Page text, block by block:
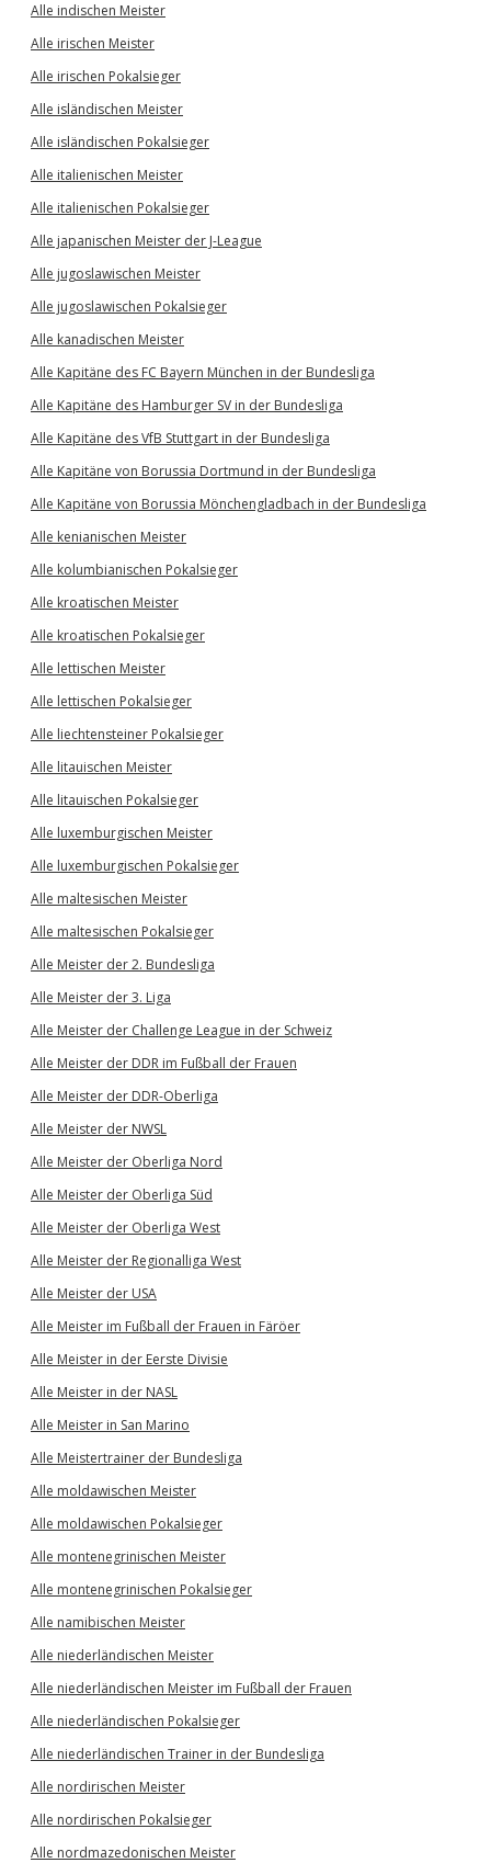
Alle indischen Meister
Alle irischen Meister
Alle irischen Pokalsieger
Alle isländischen Meister
Alle isländischen Pokalsieger
Alle italienischen Meister
Alle italienischen Pokalsieger
Alle japanischen Meister der J-League
Alle jugoslawischen Meister
Alle jugoslawischen Pokalsieger
Alle kanadischen Meister
Alle Kapitäne des FC Bayern München in der Bundesliga
Alle Kapitäne des Hamburger SV in der Bundesliga
Alle Kapitäne des VfB Stuttgart in der Bundesliga
Alle Kapitäne von Borussia Dortmund in der Bundesliga
Alle Kapitäne von Borussia Mönchengladbach in der Bundesliga
Alle kenianischen Meister
Alle kolumbianischen Pokalsieger
Alle kroatischen Meister
Alle kroatischen Pokalsieger
Alle lettischen Meister
Alle lettischen Pokalsieger
Alle liechtensteiner Pokalsieger
Alle litauischen Meister
Alle litauischen Pokalsieger
Alle luxemburgischen Meister
Alle luxemburgischen Pokalsieger
Alle maltesischen Meister
Alle maltesischen Pokalsieger
Alle Meister der 2. Bundesliga
Alle Meister der 3. Liga
Alle Meister der Challenge League in der Schweiz
Alle Meister der DDR im Fußball der Frauen
Alle Meister der DDR-Oberliga
Alle Meister der NWSL
Alle Meister der Oberliga Nord
Alle Meister der Oberliga Süd
Alle Meister der Oberliga West
Alle Meister der Regionalliga West
Alle Meister der USA
Alle Meister im Fußball der Frauen in Färöer
Alle Meister in der Eerste Divisie
Alle Meister in der NASL
Alle Meister in San Marino
Alle Meistertrainer der Bundesliga
Alle moldawischen Meister
Alle moldawischen Pokalsieger
Alle montenegrinischen Meister
Alle montenegrinischen Pokalsieger
Alle namibischen Meister
Alle niederländischen Meister
Alle niederländischen Meister im Fußball der Frauen
Alle niederländischen Pokalsieger
Alle niederländischen Trainer in der Bundesliga
Alle nordirischen Meister
Alle nordirischen Pokalsieger
Alle nordmazedonischen Meister